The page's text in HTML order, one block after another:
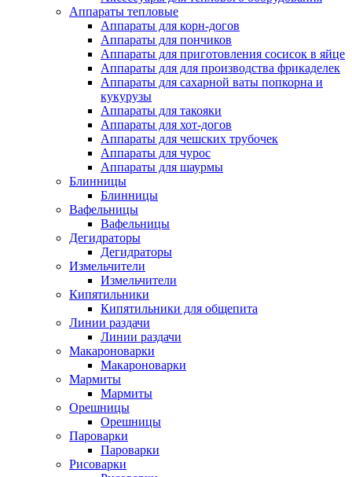
Аппараты тепловые
Аппараты для корн-догов
Аппараты для пончиков
Аппараты для приготовления сосисок в яйце
Аппараты для для производства фрикаделек
Аппараты для сахарной ваты попкорна и
кукурузы
Аппараты для такояки
Аппараты для хот-догов
Аппараты для чешских трубочек
Аппараты для чурос
Аппараты для шаурмы
Блинницы
Блинницы
Вафельницы
Вафельницы
Дегидраторы
Дегидраторы
Измельчители
Измельчители
Кипятильники
Кипятильники для общепита
Линии раздачи
Линии раздачи
Макароноварки
Макароноварки
Мармиты
Мармиты
Орешницы
Орешницы
Пароварки
Пароварки
Рисоварки